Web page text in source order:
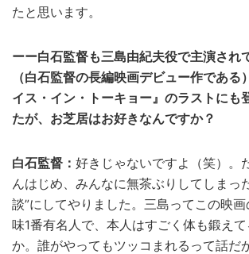
たと思います。
ーー白石監督も三島由紀夫役で主演され
（白石監督の長編映画デビュー作である
イス・イン・トーキョー』のラストにも
たが、お芝居はお好きなんですか？
白石監督： 好きじゃないですよ（笑）。
んはじめ、みんなに無茶ぶりしてしまっ
談”にしてやりました。三島ってこの映
味1番有名人で、本人はすごく体も鍛え
か。誰がやってもツッコまれるって話だ